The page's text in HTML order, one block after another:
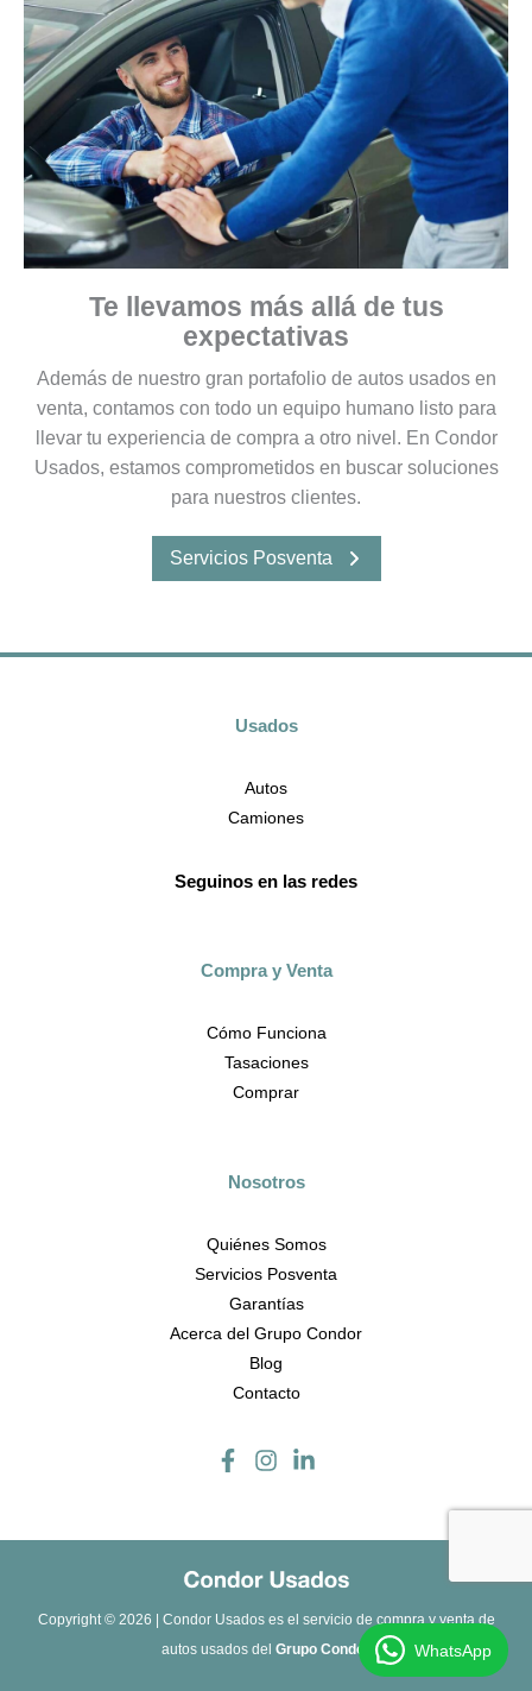
Te llevamos más allá de tus
expectativas
Además de nuestro gran portafolio de autos usados en
venta, contamos con todo un equipo humano listo para
llevar tu experiencia de compra a otro nivel. En Condor
Usados, estamos comprometidos en buscar soluciones
para nuestros clientes.
Servicios Posventa
Usados
Autos
Camiones
Seguinos en las redes
Compra y Venta
Cómo Funciona
Tasaciones
Comprar
Nosotros
Quiénes Somos
Servicios Posventa
Garantías
Acerca del Grupo Condor
Blog
Contacto
Copyright © 2026 | Condor Usados es el servicio de compra y venta de
autos usados ​​del Grupo Condor WhatsApp